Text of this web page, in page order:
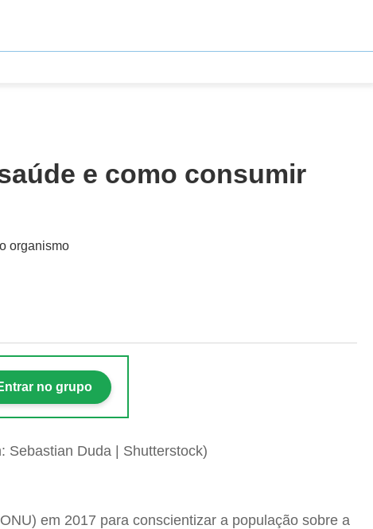
e como consumir
organismo
no grupo
em 2017 para conscientizar a população sobre a